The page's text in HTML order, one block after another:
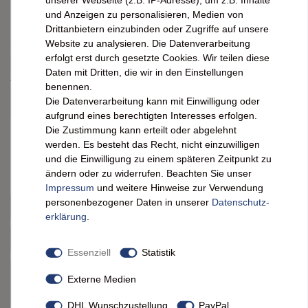
Kundenrezensionen(0)
0
4
0
Bewertungssterne
5
von
Bewertungssternen
4
von
Bewertungssternen
3
von
Bewertungssternen
2
von
Bewertungssternen
von
Bewertungssternen
(optional)
und Anzeigen zu personalisieren, Medien von
Drittanbietern einzubinden oder Zugriffe auf unsere
Website zu analysieren. Die Datenverarbeitung
erfolgt erst durch gesetzte Cookies. Wir teilen diese
Daten mit Dritten, die wir in den Einstellungen
benennen.
Die Datenverarbeitung kann mit Einwilligung oder
aufgrund eines berechtigten Interesses erfolgen.
Die Zustimmung kann erteilt oder abgelehnt
werden. Es besteht das Recht, nicht einzuwilligen
und die Einwilligung zu einem späteren Zeitpunkt zu
ändern oder zu widerrufen. Beachten Sie unser
Impressum und weitere Hinweise zur Verwendung
personenbezogener Daten in unserer Daten­schutz­
erklärung
Essenziell Statistik
Externe Medien
DHL Wunschzustellung PayPal